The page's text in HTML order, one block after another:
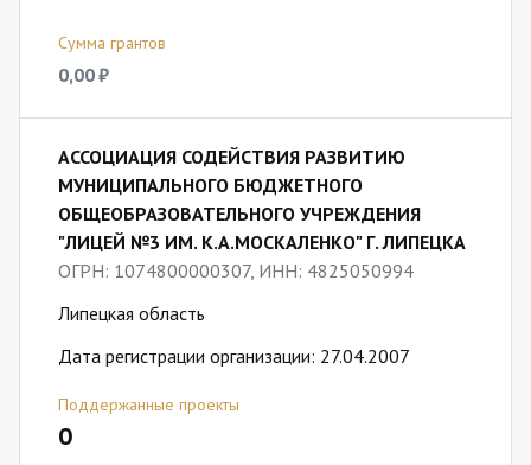
Сумма грантов
0,00 ₽
АССОЦИАЦИЯ СОДЕЙСТВИЯ РАЗВИТИЮ
МУНИЦИПАЛЬНОГО БЮДЖЕТНОГО
ОБЩЕОБРАЗОВАТЕЛЬНОГО УЧРЕЖДЕНИЯ
"ЛИЦЕЙ №3 ИМ. К.А.МОСКАЛЕНКО" Г. ЛИПЕЦКА
ОГРН: 1074800000307, ИНН: 4825050994
Липецкая область
Дата регистрации организации: 27.04.2007
Поддержанные проекты
0